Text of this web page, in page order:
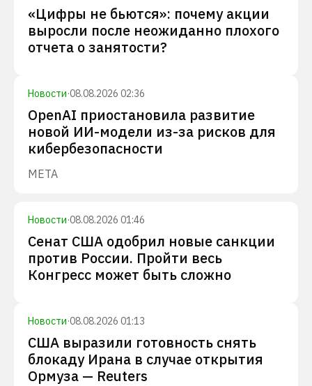
«Цифры не бьются»: почему акции
выросли после неожиданно плохого
отчета о занятости?
Новости·08.08.2026 02:36
OpenAI приостановила развитие
новой ИИ-модели из-за рисков для
кибербезопасности
META
Новости·08.08.2026 01:46
Сенат США одобрил новые санкции
против России. Пройти весь
Конгресс может быть сложно
Новости·08.08.2026 01:13
США выразили готовность снять
блокаду Ирана в случае открытия
Ормуза — Reuters